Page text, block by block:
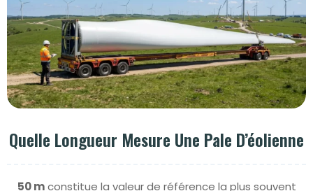
Quelle Longueur Mesure Une Pale D’éolienne
50 mconstitue la valeur de référence la plus souvent